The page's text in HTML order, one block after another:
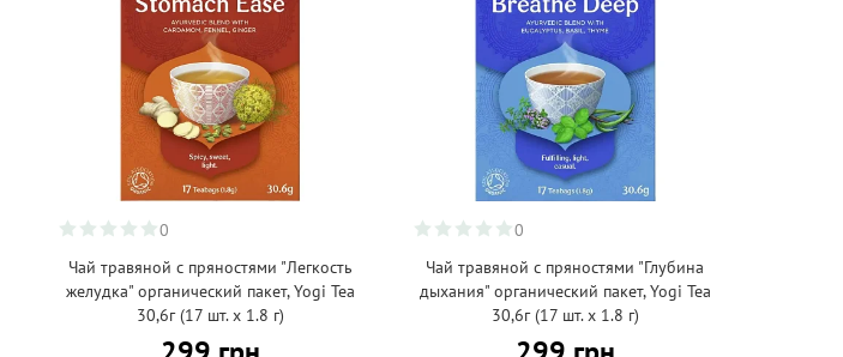
0
Чай травяной с пряностями "Легкость
желудка" органический пакет, Yogi Tea
30,6г (17 шт. х 1.8 г)
0
Чай травяной с пряностями "Глубина
дыхания" органический пакет, Yogi Tea
30,6г (17 шт. х 1.8 г)